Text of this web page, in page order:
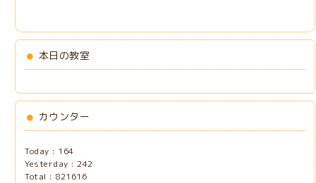
本日の教室
カウンター
Today : 164
Yesterday :242
Total : 821616